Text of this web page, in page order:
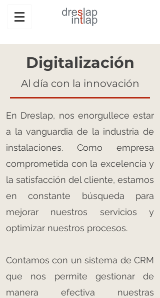
Digitalización
Al día con la innovación
En Dreslap, nos enorgullece estar
a la vanguardia de la industria de
instalaciones. Como empresa
comprometida con la excelencia y
la satisfacción del cliente, estamos
en constante búsqueda para
mejorar nuestros servicios y
optimizar nuestros procesos.
Contamos con un sistema de CRM
que nos permite gestionar de
manera efectiva nuestras